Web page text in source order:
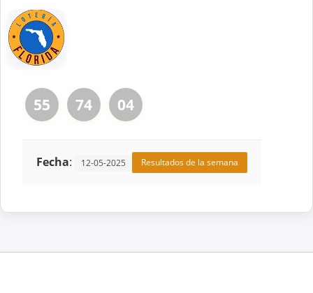
55 74 04
Fecha: 12-05-2025 Resultados de la semana